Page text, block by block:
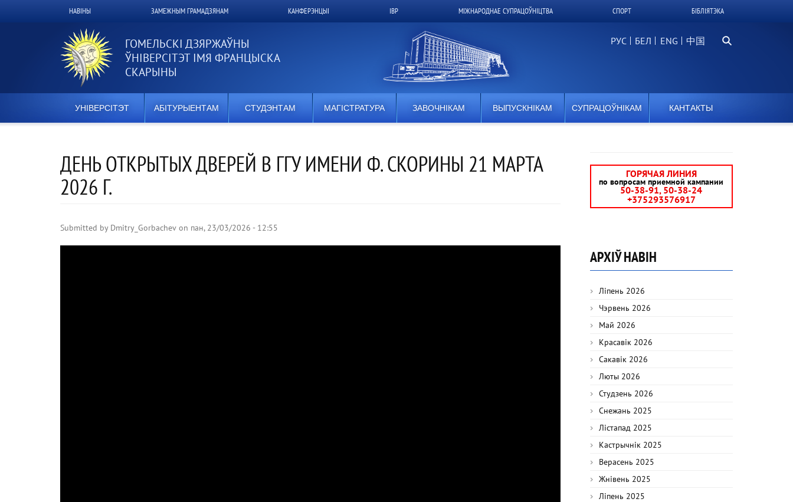
Верхнее
меню
НАВІНЫ ЗАМЕЖНЫМ ГРАМАДЗЯНАМ КАНФЕРЭНЦЫІ ІВР МІЖНАРОДНАЕ СУПРАЦОЎНІЦТВА СПОРТ БІБЛІЯТЭКА
ГОМЕЛЬСКІ ДЗЯРЖАЎНЫ
ЎНІВЕРСІТЭТ ІМЯ ФРАНЦЫСКА
СКАРЫНЫ
РУС БЕЛ 中国 Пошук
УНІВЕРСІТЭТ АБІТУРЫЕНТАМ СТУДЭНТАМ МАГІСТРАТУРА ЗАВОЧНІКАМ ВЫПУСКНІКАМ СУПРАЦОЎНІКАМ КАНТАКТЫ
ДЕНЬ ОТКРЫТЫХ ДВЕРЕЙ В ГГУ ИМЕНИ Ф. СКОРИНЫ 21 МАРТА
2026 Г.
Submitted by Dmitry_Gorbachev on пан, 23/03/2026 - 12:55
ГОРЯЧАЯ ЛИНИЯ
по вопросам приемной кампании
50-38-91, 50-38-24
+375293576917
АРХІЎ НАВІН
Ліпень 2026
Чэрвень 2026
Май 2026
Красавік 2026
Сакавік 2026
Люты 2026
Студзень 2026
Снежань 2025
Лістапад 2025
Кастрычнік 2025
Верасень 2025
Жнівень 2025
Ліпень 2025